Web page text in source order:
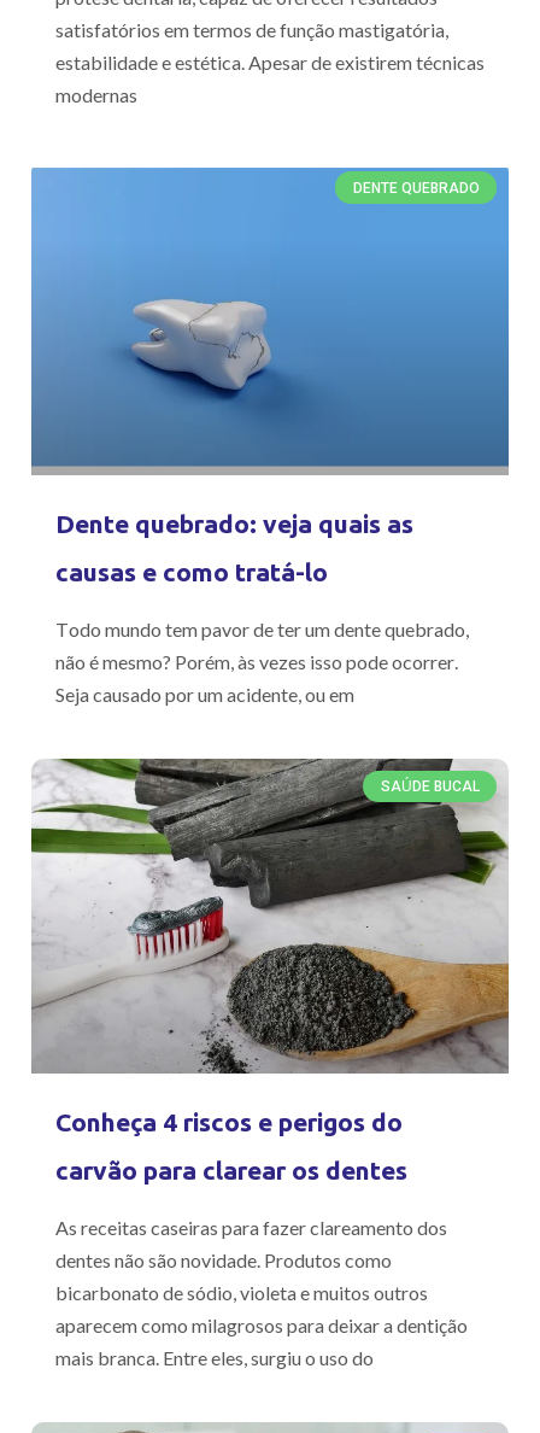
satisfatórios em termos de função mastigatória,
estabilidade e estética. Apesar de existirem técnicas
modernas
DENTE QUEBRADO
Dente quebrado: veja quais as
causas e como tratá-lo
Todo mundo tem pavor de ter um dente quebrado,
não é mesmo? Porém, às vezes isso pode ocorrer.
Seja causado por um acidente, ou em
SAÚDE BUCAL
Conheça 4 riscos e perigos do
carvão para clarear os dentes
As receitas caseiras para fazer clareamento dos
dentes não são novidade. Produtos como
bicarbonato de sódio, violeta e muitos outros
aparecem como milagrosos para deixar a dentição
mais branca. Entre eles, surgiu o uso do